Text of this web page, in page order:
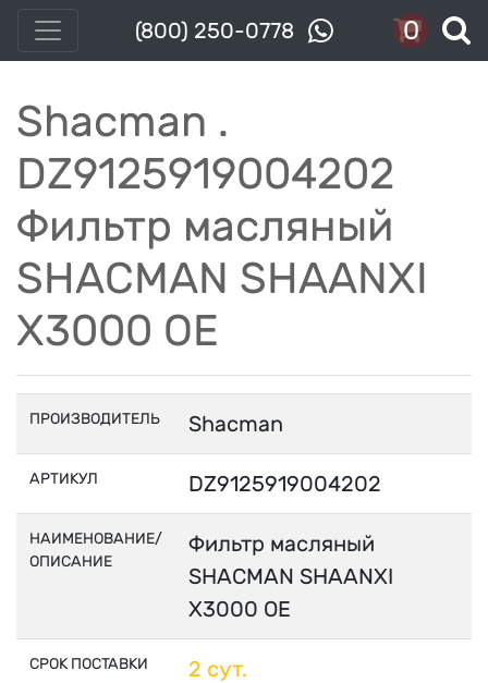
(800) 250-0778 0
Shacman .
DZ9125919004202
Фильтр масляный
SHACMAN SHAANXI
X3000 OE
ПРОИЗВОДИТЕЛЬ Shacman
АРТИКУЛ DZ9125919004202
НАИМЕНОВАНИЕ/
ОПИСАНИЕ
Фильтр масляный
SHACMAN SHAANXI
X3000 OE
СРОК ПОСТАВКИ 2 сут.